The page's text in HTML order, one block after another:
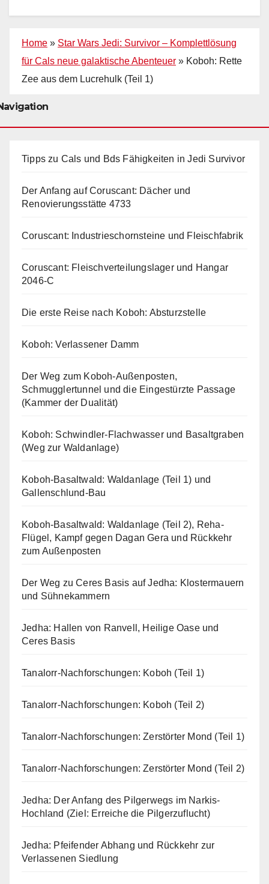
Home » Star Wars Jedi: Survivor – Komplettlösung
für Cals neue galaktische Abenteuer » Koboh: Rette
Zee aus dem Lucrehulk (Teil 1)
Tipps zu Cals und Bds Fähigkeiten in Jedi Survivor
Der Anfang auf Coruscant: Dächer und
Renovierungsstätte 4733
Coruscant: Industrieschornsteine und Fleischfabrik
Coruscant: Fleischverteilungslager und Hangar
2046-C
Die erste Reise nach Koboh: Absturzstelle
Koboh: Verlassener Damm
Der Weg zum Koboh-Außenposten,
Schmugglertunnel und die Eingestürzte Passage
(Kammer der Dualität)
Koboh: Schwindler-Flachwasser und Basaltgraben
(Weg zur Waldanlage)
Koboh-Basaltwald: Waldanlage (Teil 1) und
Gallenschlund-Bau
Koboh-Basaltwald: Waldanlage (Teil 2), Reha-
Flügel, Kampf gegen Dagan Gera und Rückkehr
zum Außenposten
Der Weg zu Ceres Basis auf Jedha: Klostermauern
und Sühnekammern
Jedha: Hallen von Ranvell, Heilige Oase und
Ceres Basis
Tanalorr-Nachforschungen: Koboh (Teil 1)
Tanalorr-Nachforschungen: Koboh (Teil 2)
Tanalorr-Nachforschungen: Zerstörter Mond (Teil 1)
Tanalorr-Nachforschungen: Zerstörter Mond (Teil 2)
Jedha: Der Anfang des Pilgerwegs im Narkis-
Hochland (Ziel: Erreiche die Pilgerzuflucht)
Jedha: Pfeifender Abhang und Rückkehr zur
Verlassenen Siedlung